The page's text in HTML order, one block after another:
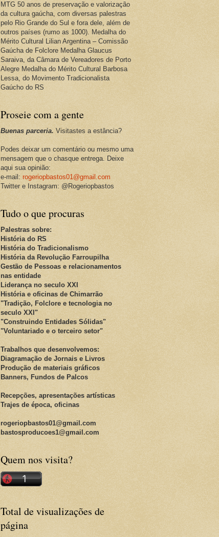
MTG 50 anos de preservação e valorização
da cultura gaúcha, com diversas palestras
pelo Rio Grande do Sul e fora dele, além de
outros países (rumo as 1000). Medalha do
Mérito Cultural Lilian Argentina – Comissão
Gaúcha de Folclore Medalha Glaucus
Saraiva, da Câmara de Vereadores de Porto
Alegre Medalha do Mérito Cultural Barbosa
Lessa, do Movimento Tradicionalista
Gaúcho do RS
Proseie com a gente
Buenas parceria. Visitastes a estância?
Podes deixar um comentário ou mesmo uma
mensagem que o chasque entrega. Deixe
aqui sua opinião:
e-mail: rogeriopbastos01@gmail.com
Twitter e Instagram: @Rogeriopbastos
Tudo o que procuras
Palestras sobre:
História do RS
História do Tradicionalismo
História da Revolução Farroupilha
Gestão de Pessoas e relacionamentos
nas entidade
Liderança no seculo XXI
História e oficinas de Chimarrão
"Tradição, Folclore e tecnologia no
seculo XXI"
"Construindo Entidades Sólidas"
"Voluntariado e o terceiro setor"
Trabalhos que desenvolvemos:
Diagramação de Jornais e Livros
Produção de materiais gráficos
Banners, Fundos de Palcos
Recepções, apresentações artísticas
Trajes de época, oficinas
rogeriopbastos01@gmail.com
bastosproducoes1@gmail.com
Quem nos visita?
Total de visualizações de
página